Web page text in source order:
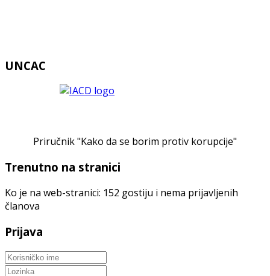
UNCAC
Priručnik "Kako da se borim protiv korupcije"
Trenutno na stranici
Ko je na web-stranici: 152 gostiju i nema prijavljenih
članova
Prijava